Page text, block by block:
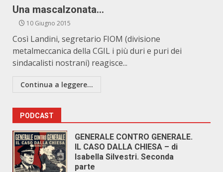
Una mascalzonata…
10 Giugno 2015
Così Landini, segretario FIOM (divisione
metalmeccanica della CGIL i più duri e puri dei
sindacalisti nostrani) reagisce...
Continua a leggere...
PODCAST
GENERALE CONTRO GENERALE.
IL CASO DALLA CHIESA – di
Isabella Silvestri. Seconda
parte